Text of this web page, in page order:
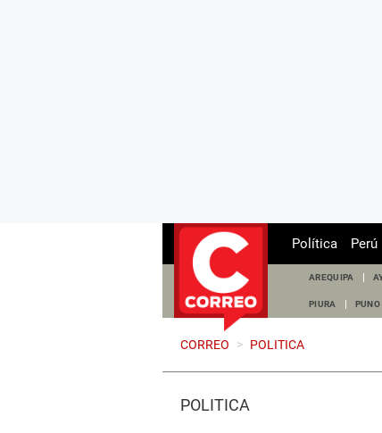
Política Perú
AREQUIPA
PIURA PUNO
CORREO > POLITICA
POLÍTICA